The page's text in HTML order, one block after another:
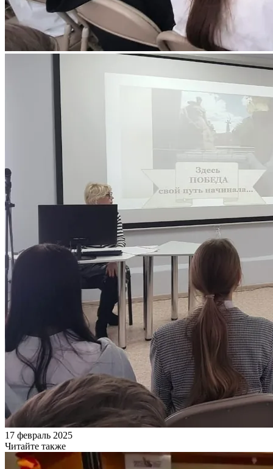
17 февраль 2025
Читайте также